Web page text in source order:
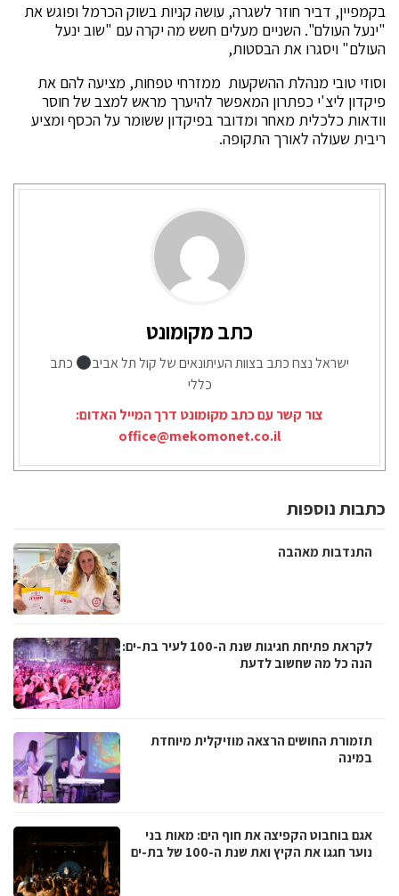
בקמפיין, דביר חוזר לשגרה, עושה קניות בשוק הכרמל ופוגש את
"ינעל העולם". השניים מעלים חשש מה יקרה עם "שוב ינעל
העולם" ויסגרו את הבסטות,
וסוזי טובי מנהלת ההשקעות ממזרחי טפחות, מציעה להם את
פיקדון ליצ'י כפתרון המאפשר להיערך מראש למצב של חוסר
וודאות כלכלית מאחר ומדובר בפיקדון ששומר על הכסף ומציע
ריבית שעולה לאורך התקופה.
כתב מקומונט
ישראל נצח כתב בצוות העיתונאים של קול תל אביב
כתב
כללי
צור קשר עם כתב מקומונט דרך המייל האדום:
office@mekomonet.co.il
כתבות נוספות
התנדבות מאהבה
לקראת פתיחת חגיגות שנת ה-100 לעיר בת-ים:
הנה כל מה שחשוב לדעת
תזמורת החושים הרצאה מוזיקלית מיוחדת
במינה
אגם בוחבוט הקפיצה את חוף הים: מאות בני
נוער חגגו את הקיץ ואת שנת ה-100 של בת-ים